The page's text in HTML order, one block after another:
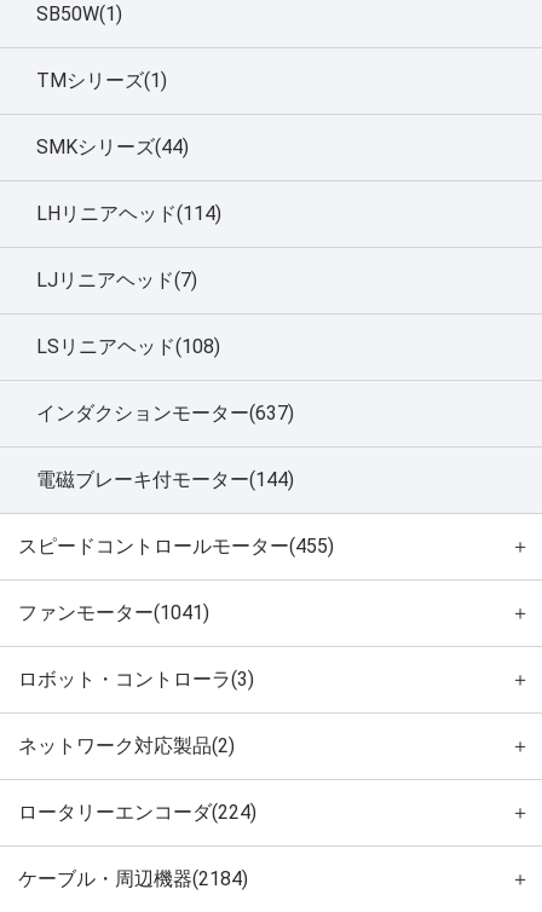
SB50W(1)
TMシリーズ(1)
SMKシリーズ(44)
LHリニアヘッド(114)
LJリニアヘッド(7)
LSリニアヘッド(108)
インダクションモーター(637)
電磁ブレーキ付モーター(144)
スピードコントロールモーター(455) ＋
ファンモーター(1041) ＋
ロボット・コントローラ(3) ＋
ネットワーク対応製品(2) ＋
ロータリーエンコーダ(224) ＋
ケーブル・周辺機器(2184) ＋